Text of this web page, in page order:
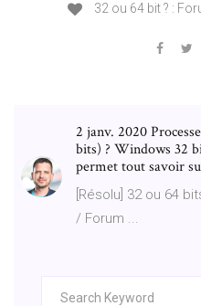
32 ou 64 bit ? :
2 janv. 2020
bits) ? Windows 32
permet tout savoir
[Résolu] 32 ou 64
/ Forum ...